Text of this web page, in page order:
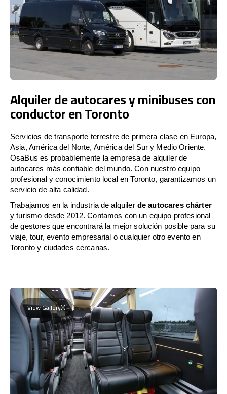
Alquiler de autocares y minibuses con
conductor en Toronto
Servicios de transporte terrestre de primera clase en Europa,
Asia, América del Norte, América del Sur y Medio Oriente.
OsaBus es probablemente la empresa de alquiler de
autocares más confiable del mundo. Con nuestro equipo
profesional y conocimiento local en Toronto, garantizamos un
servicio de alta calidad.
Trabajamos en la industria de alquiler de autocares chárter
y turismo desde 2012. Contamos con un equipo profesional
de gestores que encontrará la mejor solución posible para su
viaje, tour, evento empresarial o cualquier otro evento en
Toronto y ciudades cercanas.
View Gallery